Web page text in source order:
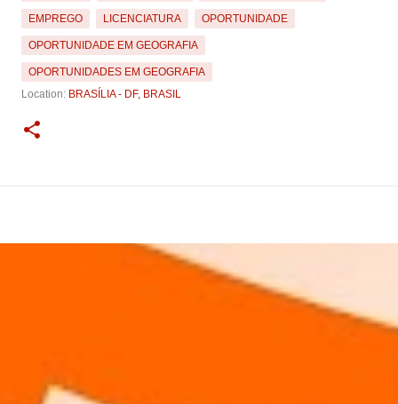
EMPREGO LICENCIATURA OPORTUNIDADE
OPORTUNIDADE EM GEOGRAFIA
OPORTUNIDADES EM GEOGRAFIA
Location: BRASÍLIA - DF, BRASIL